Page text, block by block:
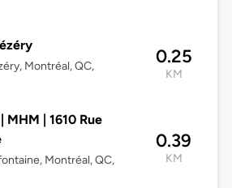
Montréal, QC,
0.25
KM
MHM | 1610 Rue
Montréal, QC,
0.39
KM